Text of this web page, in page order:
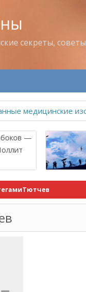
секреты, советы
в жару
—